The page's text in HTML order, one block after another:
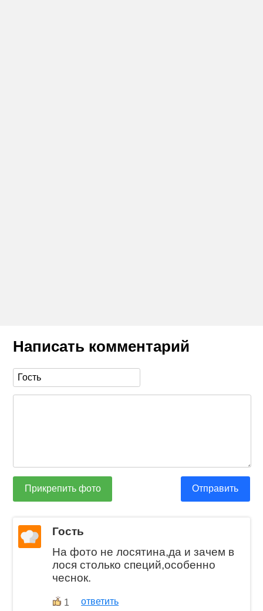
Написать комментарий
Прикрепить фото Отправить
Гость
На фото не лосятина,да и зачем в
лося столько специй,особенно
чеснок.
1 ответить